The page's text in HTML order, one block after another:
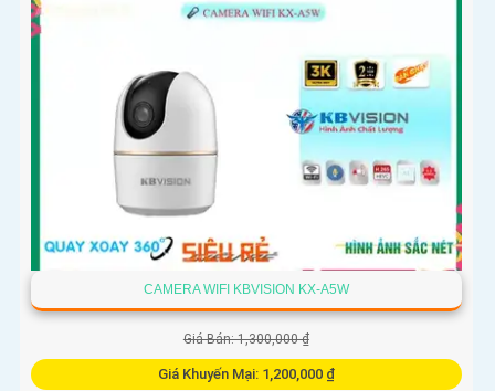
CAMERA WIFI KBVISION KX-A5W
Giá Bán: 1,300,000 ₫
Giá Khuyến Mại: 1,200,000 ₫